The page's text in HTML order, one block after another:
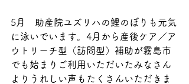
5月　助産院ユズリハの鯉のぼりも元気
に泳いでいます。4月から産後ケア／ア
ウトリーチ型（訪問型）補助が霧島市
でも始まりご利用いただいたみなさん
よりうれしい声もたくさんいただきま